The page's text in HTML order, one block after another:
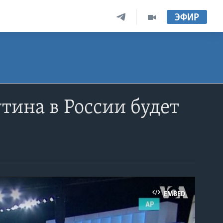
ЭФИР
в России будет
EMBED